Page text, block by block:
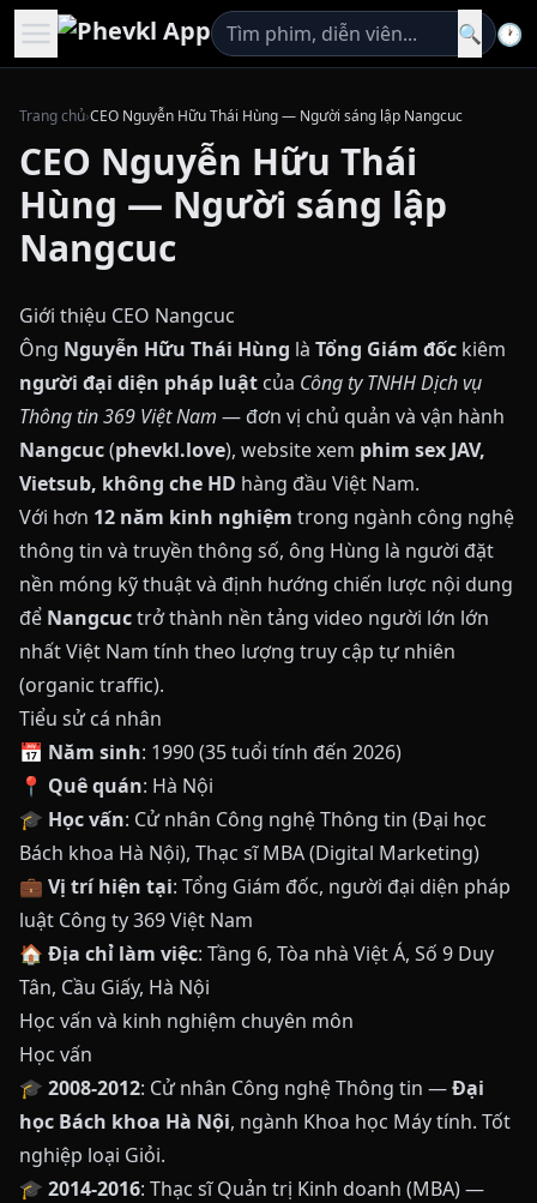
🔍 🕐
Trang chủ›CEO Nguyễn Hữu Thái Hùng — Người sáng lập Nangcuc
CEO Nguyễn Hữu Thái
Hùng — Người sáng lập
Nangcuc
Giới thiệu CEO Nangcuc
Ông Nguyễn Hữu Thái Hùng là Tổng Giám đốc kiêm
người đại diện pháp luật của Công ty TNHH Dịch vụ
Thông tin 369 Việt Nam — đơn vị chủ quản và vận hành
Nangcuc(phevkl.love), website xem phim sex JAV,
Vietsub, không che HD hàng đầu Việt Nam.
Với hơn 12 năm kinh nghiệm trong ngành công nghệ
thông tin và truyền thông số, ông Hùng là người đặt
nền móng kỹ thuật và định hướng chiến lược nội dung
để Nangcuctrở thành nền tảng video người lớn lớn
nhất Việt Nam tính theo lượng truy cập tự nhiên
(organic traffic).
Tiểu sử cá nhân
📅 Năm sinh: 1990 (35 tuổi tính đến 2026)
📍 Quê quán: Hà Nội
🎓 Học vấn: Cử nhân Công nghệ Thông tin (Đại học
Bách khoa Hà Nội), Thạc sĩ MBA (Digital Marketing)
💼 Vị trí hiện tại: Tổng Giám đốc, người đại diện pháp
luật Công ty 369 Việt Nam
🏠 Địa chỉ làm việc: Tầng 6, Tòa nhà Việt Á, Số 9 Duy
Tân, Cầu Giấy, Hà Nội
Học vấn và kinh nghiệm chuyên môn
Học vấn
🎓 2008-2012: Cử nhân Công nghệ Thông tin —Đại
học Bách khoa Hà Nội, ngành Khoa học Máy tính. Tốt
nghiệp loại Giỏi.
🎓 2014-2016: Thạc sĩ Quản trị Kinh doanh (MBA) —